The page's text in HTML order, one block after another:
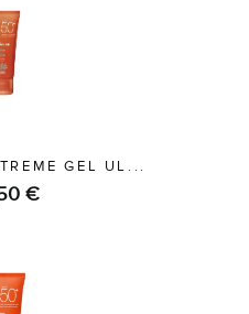
GEL UL...
€